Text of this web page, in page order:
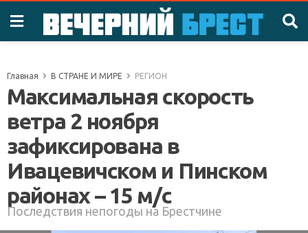
Главная В СТРАНЕ И МИРЕ РЕГИОН
Максимальная скорость
ветра 2 ноября
зафиксирована в
Ивацевичском и Пинском
районах – 15 м/с
Последствия непогоды на Брестчине